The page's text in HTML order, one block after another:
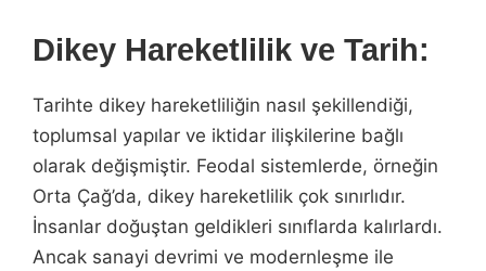
Dikey Hareketlilik ve Tarih:
Tarihte dikey hareketliliğin nasıl şekillendiği,
toplumsal yapılar ve iktidar ilişkilerine bağlı
olarak değişmiştir. Feodal sistemlerde, örneğin
Orta Çağ’da, dikey hareketlilik çok sınırlıdır.
İnsanlar doğuştan geldikleri sınıflarda kalırlardı.
Ancak sanayi devrimi ve modernleşme ile